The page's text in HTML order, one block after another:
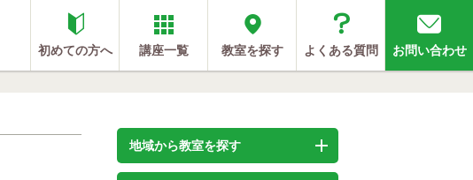
初めての方へ 講座一覧 教室を探す よくある質問 お問い合わせ
地域から教室を探す